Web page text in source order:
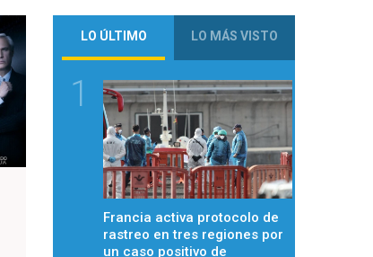
LO ÚLTIMO LO MÁS VISTO
1
Francia activa protocolo de
rastreo en tres regiones por
un caso positivo de